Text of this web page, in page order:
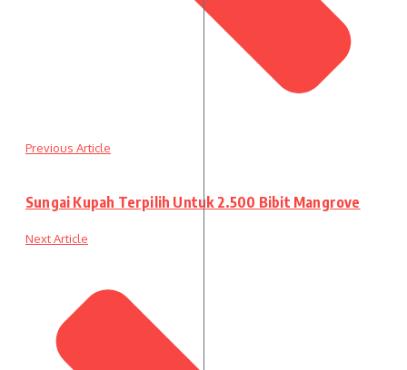
Previous Article
Sungai Kupah Terpilih Untuk 2.500 Bibit Mangrove
Next Article